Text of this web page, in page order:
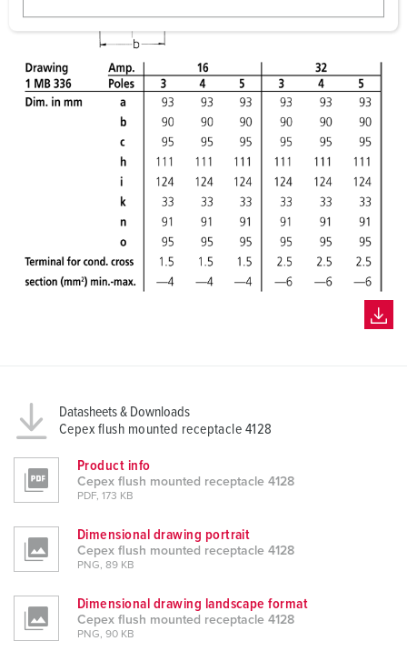
w
h
l
Datasheets & Downloads
Cepex flush mounted receptacle 4128
Product info
Cepex flush mounted receptacle 4128
PDF, 173 KB
Dimensional drawing portrait
Cepex flush mounted receptacle 4128
PNG, 89 KB
Dimensional drawing landscape format
Cepex flush mounted receptacle 4128
PNG, 90 KB